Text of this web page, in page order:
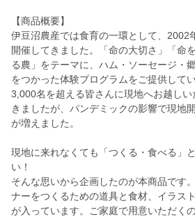
【商品概要】
伊豆沼農産では食育の一環として、2002
開催してきました。「命の大切さ」「命
る農」をテーマに、ハム・ソーセージ・
をつかった体験プログラムをご提供して
3,000名を超える皆さんに現地へお越し
きましたが、パンデミックの影響で現地
が増えました。
現地に来れなくても「つくる・食べる」
い！
そんな思いから企画したのが本商品です
ナーをつくるための道具と食材、イラス
が入っています。ご家庭で用意いただく